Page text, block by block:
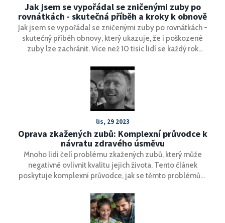
Jak jsem se vypořádal se zničenými zuby po
rovnátkách - skutečná příběh a kroky k obnově
Jak jsem se vypořádal se zničenými zuby po rovnátkách -
skutečný příběh obnovy, který ukazuje, že i poškozené
zuby lze zachránit. Více než 10 tisíc lidí se každý rok
lis, 29 2023
Oprava zkažených zubů: Komplexní průvodce k
návratu zdravého úsměvu
Mnoho lidí čelí problému zkažených zubů, který může
negativně ovlivnit kvalitu jejich života. Tento článek
poskytuje komplexní průvodce, jak se těmto problémům
zkažených zubů, různými metodami léčby a prevencí.
Čtenáři zde najdou užitečné tipy a rady od domácí péče
až po profesionální zásahy.